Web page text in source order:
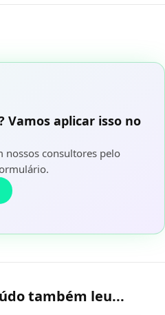
Vamos aplicar isso no
nossos consultores pelo
também leu...